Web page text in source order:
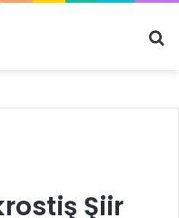
Şiir